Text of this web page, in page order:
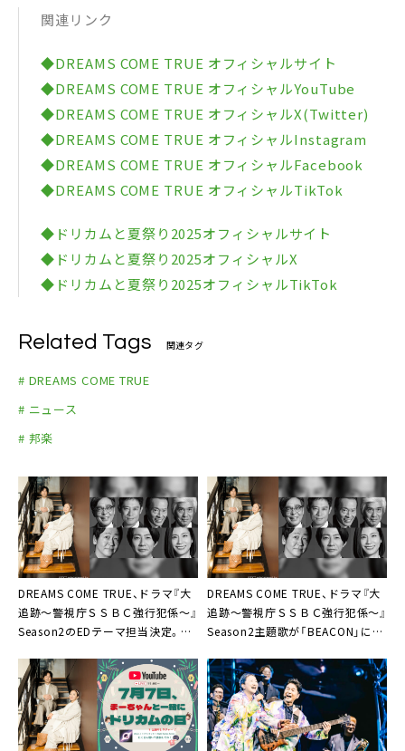
関連リンク
◆DREAMS COME TRUE オフィシャルサイト
◆DREAMS COME TRUE オフィシャルYouTube
◆DREAMS COME TRUE オフィシャルX(Twitter)
◆DREAMS COME TRUE オフィシャルInstagram
◆DREAMS COME TRUE オフィシャルFacebook
◆DREAMS COME TRUE オフィシャルTikTok
◆ドリカムと夏祭り2025オフィシャルサイト
◆ドリカムと夏祭り2025オフィシャルX
◆ドリカムと夏祭り2025オフィシャルTikTok
Related Tags 関連タグ
# DREAMS COME TRUE
# ニュース
# 邦楽
DREAMS COME TRUE、ドラマ『大
追跡〜警視庁ＳＳＢＣ強行犯係〜』
Season2のEDテーマ担当決定。特
-」配信＆MV公開も
DREAMS COME TRUE、ドラマ『大
追跡〜警視庁ＳＳＢＣ強行犯係〜』
Season2主題歌が「BEACON」に決